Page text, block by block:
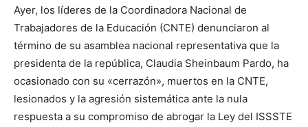
Ayer, los líderes de la Coordinadora Nacional de
Trabajadores de la Educación (CNTE) denunciaron al
término de su asamblea nacional representativa que la
presidenta de la república, Claudia Sheinbaum Pardo, ha
ocasionado con su «cerrazón», muertos en la CNTE,
lesionados y la agresión sistemática ante la nula
respuesta a su compromiso de abrogar la Ley del ISSSTE